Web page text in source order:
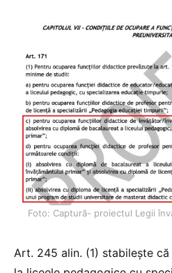
Foto: Captură- proiectul Legii
Art. 245 alin. (1) stabilește